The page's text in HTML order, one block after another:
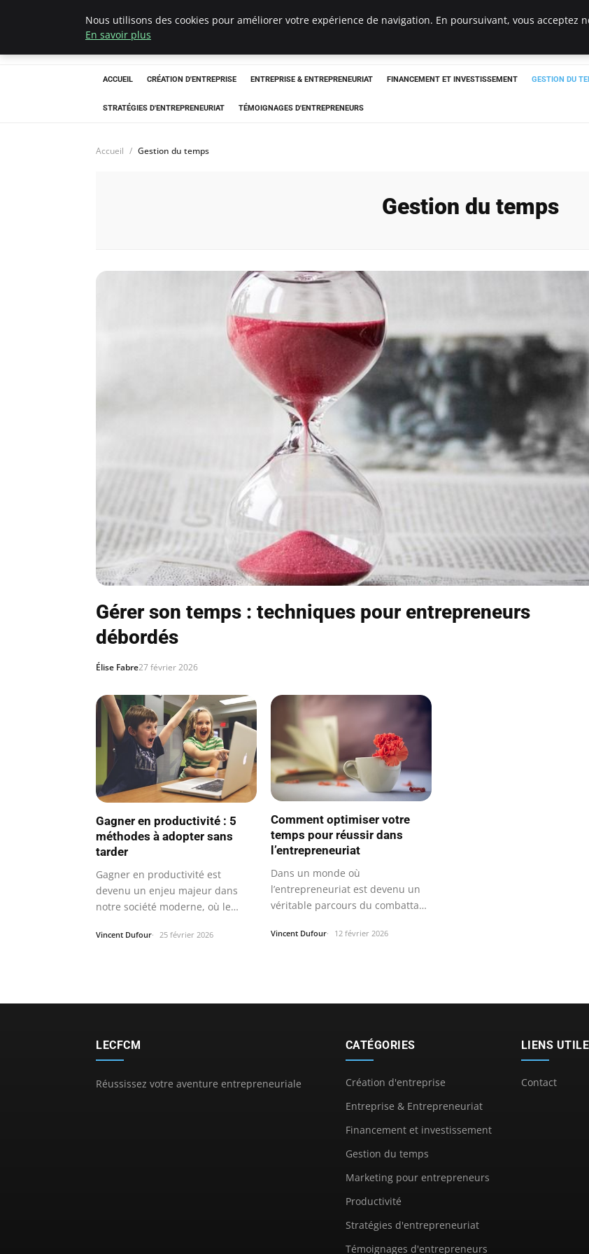
LECFCM
ACCUEIL CRÉATION D'ENTREPRISE ENTREPRISE & ENTREPRENEURIAT FINANCEMENT ET INVESTISSEMENT GESTION DU
STRATÉGIES D'ENTREPRENEURIAT TÉMOIGNAGES D'ENTREPRENEURS
Accueil Gestion du temps
Gestion du temps
Gérer son temps : techniques pour entrepreneurs
débordés
Élise Fabre27 février 2026
Gagner en productivité : 5
méthodes à adopter sans
tarder
Gagner en productivité est
devenu un enjeu majeur dans
notre société moderne, où le
Vincent Dufour 25 février 2026
Comment optimiser votre
temps pour réussir dans
l’entrepreneuriat
Dans un monde où
l’entrepreneuriat est devenu un
véritable parcours du combattant,
Vincent Dufour 12 février 2026
LECFCM
Réussissez votre aventure entrepreneuriale
CATÉGORIES
Création d'entreprise
Entreprise & Entrepreneuriat
Financement et investissement
Gestion du temps
Marketing pour entrepreneurs
Productivité
Stratégies d'entrepreneuriat
Témoignages d'entrepreneurs
LIENS
Contact
Nous utilisons des cookies pour améliorer votre expérience de navigation. En poursuivant, vous acceptez
En savoir plus